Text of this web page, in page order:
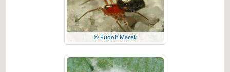
© Rudolf Macek